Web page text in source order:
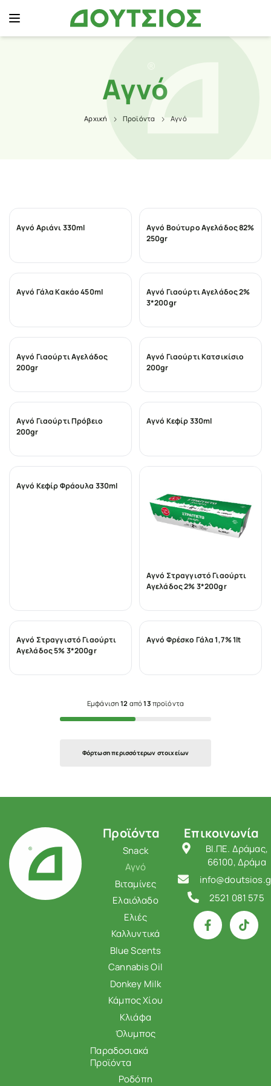
Αγνό
Αρχική Προϊόντα Αγνό
Αγνό Αριάνι 330ml
Αγνό Βούτυρο Αγελάδος 82%
250gr
Αγνό Γάλα Κακάο 450ml
Αγνό Γιαούρτι Αγελάδος 2%
3*200gr
Αγνό Γιαούρτι Αγελάδος
200gr
Αγνό Γιαούρτι Κατσικίσιο
200gr
Αγνό Γιαούρτι Πρόβειο
200gr
Αγνό Κεφίρ 330ml
Αγνό Κεφίρ Φράουλα 330ml
Αγνό Στραγγιστό Γιαούρτι
Αγελάδος 2% 3*200gr
Αγνό Στραγγιστό Γιαούρτι
Αγελάδος 5% 3*200gr
Αγνό Φρέσκο Γάλα 1,7% 1lt
Εμφάνιση12 από13 προϊόντα
Φόρτωση περισσότερων στοιχείων
Προϊόντα
Snack
Αγνό
Βιταμίνες
Ελαιόλαδο
Ελιές
Καλλυντικά
Blue Scents
Cannabis Oil
Donkey Milk
Κάμπος Χίου
Κλιάφα
Όλυμπος
Παραδοσιακά
Προϊόντα
Ροδόπη
Επικοινωνία
ΒΙ.ΠΕ. Δράμας,
66100, Δράμα
2521 081 575